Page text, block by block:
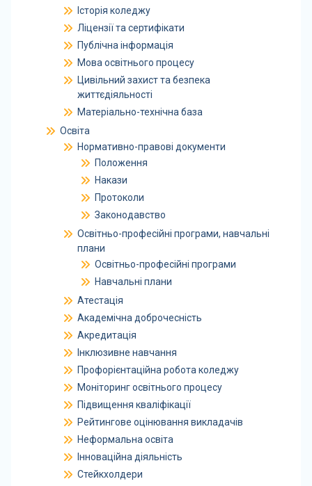
Історія коледжу
Ліцензії та сертифікати
Публічна інформація
Мова освітнього процесу
Цивільний захист та безпека
життєдіяльності
Матеріально-технічна база
Освіта
Нормативно-правові документи
Положення
Накази
Протоколи
Законодавство
Освітньо-професійні програми, навчальні
плани
Освітньо-професійні програми
Навчальні плани
Атестація
Академічна доброчесність
Акредитація
Інклюзивне навчання
Профорієнтаційна робота коледжу
Моніторинг освітнього процесу
Підвищення кваліфікації
Рейтингове оцінювання викладачів
Неформальна освіта
Інноваційна діяльність
Стейкхолдери